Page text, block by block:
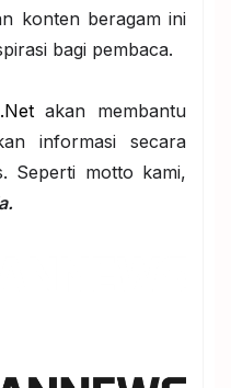
konten beragam ini
bagi pembaca.
akan membantu
informasi secara
Seperti motto kami,